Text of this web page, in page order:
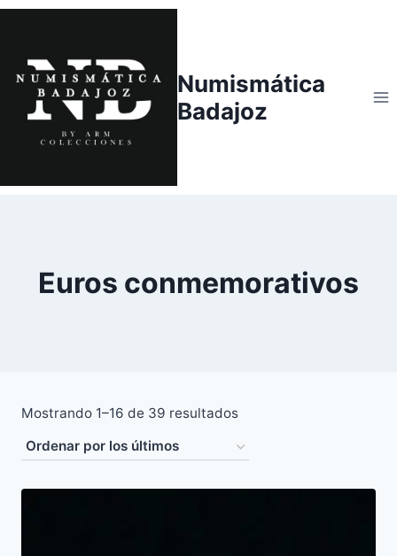
Saltar
contenido
Numismática
Badajoz
Euros conmemorativos
Mostrando 1–16 de 39 resultadosOrdenado
los
últimos